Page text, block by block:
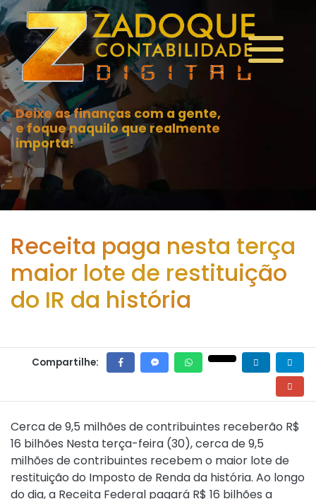
Deixe as finanças com a gente,
e foque naquilo que realmente
importa!
Receita paga nesta terça
maior lote de restituição
do IR da história
Compartilhe:
Cerca de 9,5 milhões de contribuintes receberão R$
16 bilhões Nesta terça-feira (30), cerca de 9,5
milhões de contribuintes recebem o maior lote de
restituição do Imposto de Renda da história. Ao longo
do dia, a Receita Federal pagará R$ 16 bilhões a